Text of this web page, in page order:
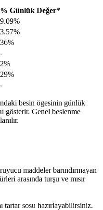
% Günlük Değer*
9.09%
3.57%
36%
-
2%
29%
-
besin ögesinin günlük
gösterir. Genel beslenme
maddeler barındırmayan
arasında turşu ve mısır
tartar sosu hazırlayabilirsiniz.